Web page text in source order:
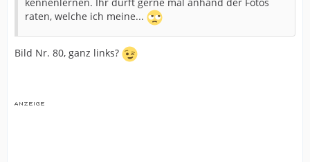
raten, welche ich meine...
Bild Nr. 80, ganz links?